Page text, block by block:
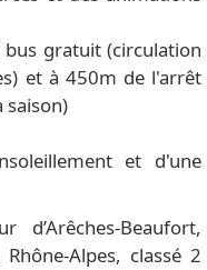
gratuit (circulation
et à 450m de l'arrêt
saison)
et d'une
Beaufort,
Alpes, classé 2